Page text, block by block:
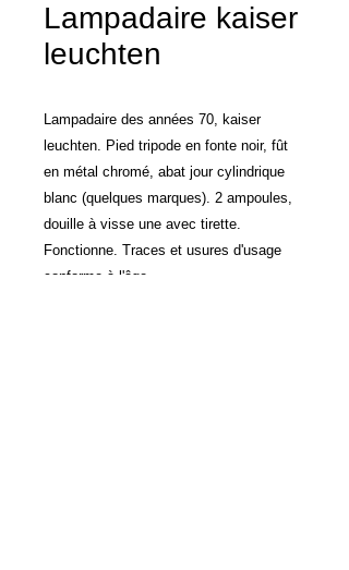
Lampadaire kaiser
leuchten
Lampadaire des années 70, kaiser
leuchten. Pied tripode en fonte noir, fût
en métal chromé, abat jour cylindrique
blanc (quelques marques). 2 ampoules,
douille à visse une avec tirette.
Fonctionne. Traces et usures d'usage
conforme à l'âge.